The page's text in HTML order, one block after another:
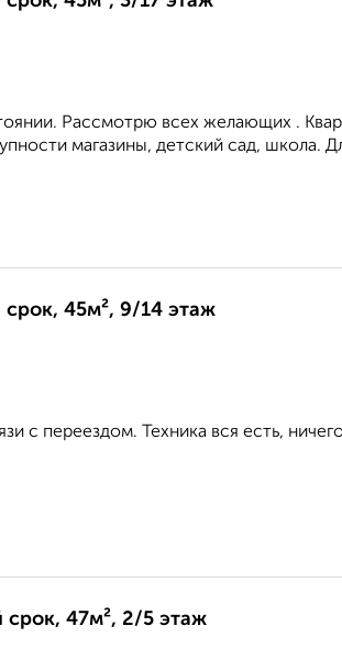
Рассмотрю всех желающих .
магазины, детский сад, школа.
срок, 45м², 9/14 этаж
с переездом. Техника вся есть,
срок, 47м², 2/5 этаж